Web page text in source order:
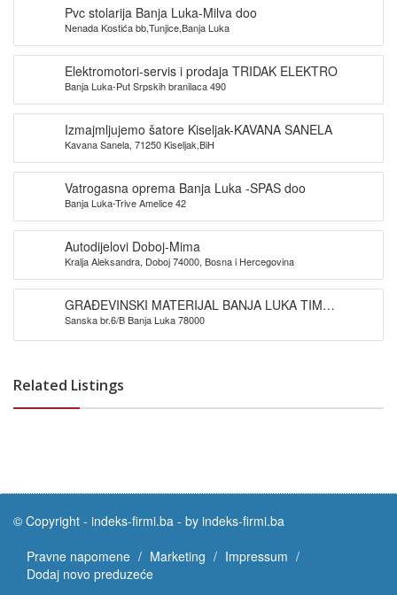
Pvc stolarija Banja Luka-Milva doo
Nenada Kostića bb,Tunjice,Banja Luka
Elektromotori-servis i prodaja TRIDAK ELEKTRO
Banja Luka-Put Srpskih branilaca 490
Izmajmljujemo šatore Kiseljak-KAVANA SANELA
Kavana Sanela, 71250 Kiseljak,BiH
Vatrogasna oprema Banja Luka -SPAS doo
Banja Luka-Trive Amelice 42
Autodijelovi Doboj-Mima
Kralja Aleksandra, Doboj 74000, Bosna i Hercegovina
GRAĐEVINSKI MATERIJAL BANJA LUKA TIM
PROMET DOO
Sanska br.6/B Banja Luka 78000
Related Listings
© Copyright - indeks-firmi.ba - by indeks-firmi.ba
Pravne napomene
Marketing
Impressum
Dodaj novo preduzeće